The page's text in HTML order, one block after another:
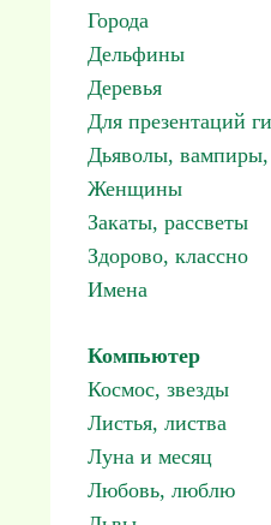
Города
Дельфины
Деревья
Для презентаций
Дьяволы,
Женщины
Закаты, рассветы
Здорово, классно
Имена
Компьютер
Космос, звезды
Листья, листва
Луна и месяц
Любовь, люблю